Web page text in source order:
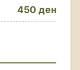
450 ден